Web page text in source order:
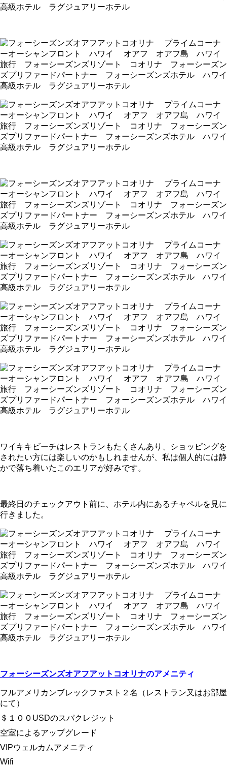
ワイキキビーチはレストランもたくさんあり、ショッピングを
されたい方には楽しいのかもしれませんが、私は個人的には静
かで落ち着いたこのエリアが好みです。
最終日のチェックアウト前に、ホテル内にあるチャペルを見に
行きました。
フォーシーズンズオアフアットコオリナのアメニティ
フルアメリカンブレックファスト２名（レストラン又はお部屋
にて）
＄１００USDのスパクレジット
空室によるアップグレード
VIPウェルカムアメニティ
Wifi